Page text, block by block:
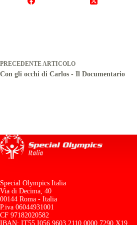
PRECEDENTE ARTICOLO
Con gli occhi di Carlos - Il Documentario
Special Olympics Italia
Via di Decima, 40
00144 Roma - Italia
P.iva 06044931001
CF 97182020582
IBAN: IT55 I056 9603 2110 0000 7290 X19